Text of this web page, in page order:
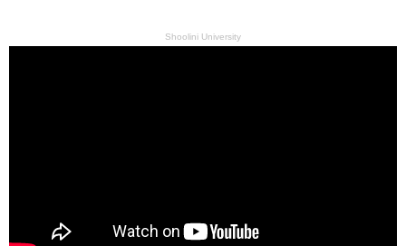
Shoolini University